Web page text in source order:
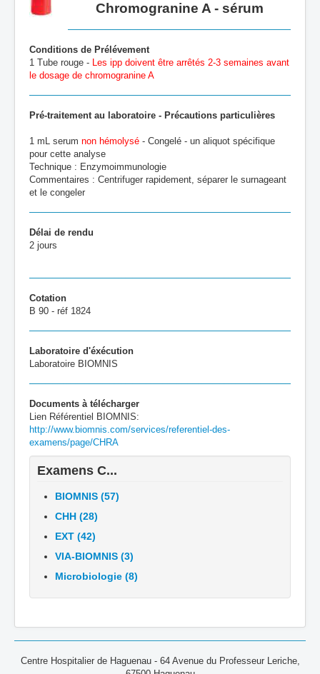
Chromogranine A - sérum
Conditions de Prélévement
1 Tube rouge - Les ipp doivent être arrêtés 2-3 semaines avant
le dosage de chromogranine A
Pré-traitement au laboratoire - Précautions particulières
1 mL serum non hémolysé - Congelé - un aliquot spécifique
pour cette analyse
Technique : Enzymoimmunologie
Commentaires : Centrifuger rapidement, séparer le surnageant
et le congeler
Délai de rendu
2 jours
Cotation
B 90 - réf 1824
Laboratoire d'éxécution
Laboratoire BIOMNIS
Documents à télécharger
Lien Référentiel BIOMNIS:
http://www.biomnis.com/services/referentiel-des-
examens/page/CHRA
Examens C...
BIOMNIS (57)
CHH (28)
EXT (42)
VIA-BIOMNIS (3)
Microbiologie (8)
Centre Hospitalier de Haguenau - 64 Avenue du Professeur Leriche,